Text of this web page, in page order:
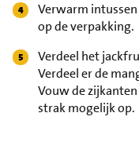
Verwarm
op de verpakking.
Verdeel het
Verdeel er de
Vouw de
strak mogelijk op.